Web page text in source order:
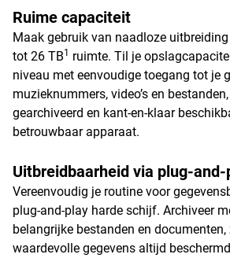
Ruime capaciteit
Maak gebruik van naadloze
tot 26 TB1
ruimte. Til je
niveau met eenvoudige toegang tot je
muzieknummers, video’s en
gearchiveerd en kant-en-klaar
betrouwbaar apparaat.
Uitbreidbaarheid via plug-and-
Vereenvoudig je routine voor
plug-and-play harde schijf. Archiveer
belangrijke bestanden en documenten,
waardevolle gegevens altijd